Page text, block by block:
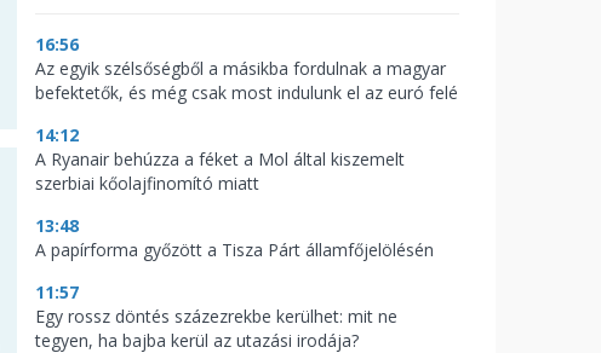
16:56
Az egyik szélsőségből a másikba fordulnak a magyar
befektetők, és még csak most indulunk el az euró felé
14:12
A Ryanair behúzza a féket a Mol által kiszemelt
szerbiai kőolajfinomító miatt
13:48
A papírforma győzött a Tisza Párt államfőjelölésén
11:57
Egy rossz döntés százezrekbe kerülhet: mit ne
tegyen, ha bajba kerül az utazási irodája?